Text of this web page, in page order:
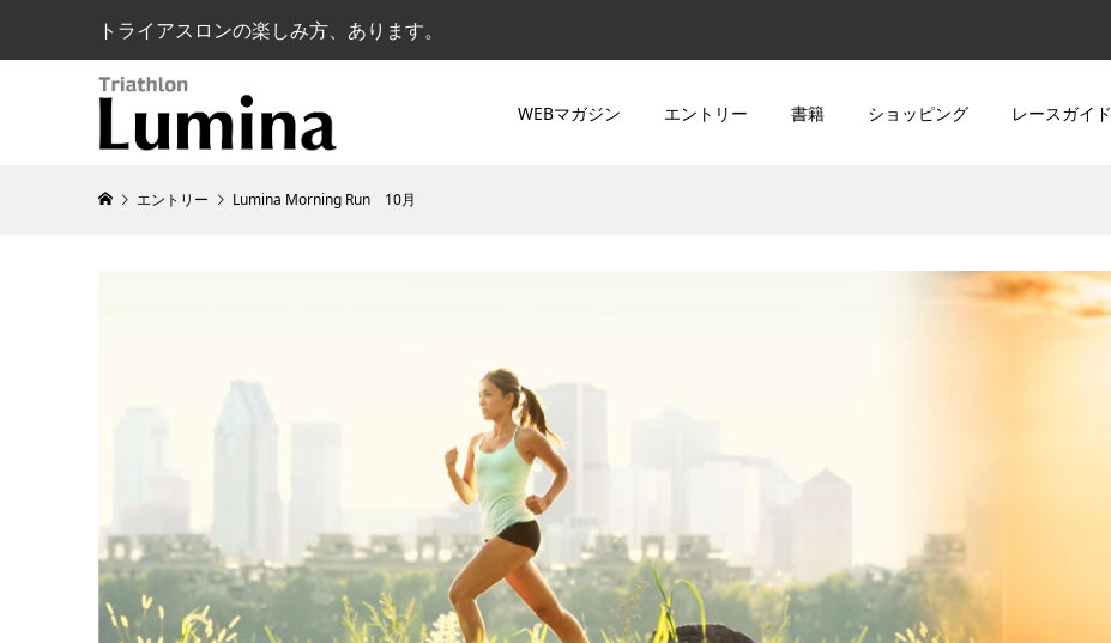
トライアスロンの楽しみ方、あります。
WEBマガジン エントリー 書籍 ショッピング レースガイド
エントリー Lumina Morning Run 10月